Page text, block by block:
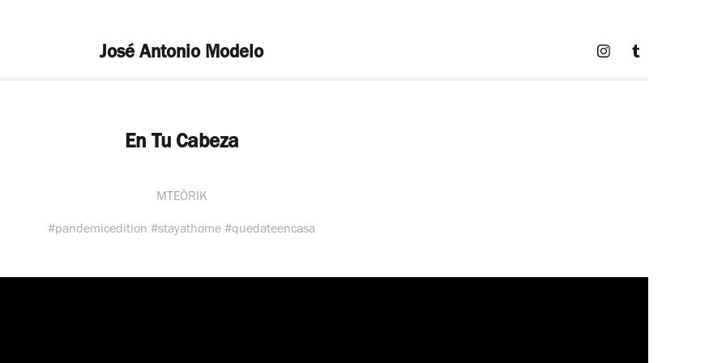
José Antonio Modelo
En Tu Cabeza
MTEÖRIK
#pandemicedition #stayathome #quedateencasa